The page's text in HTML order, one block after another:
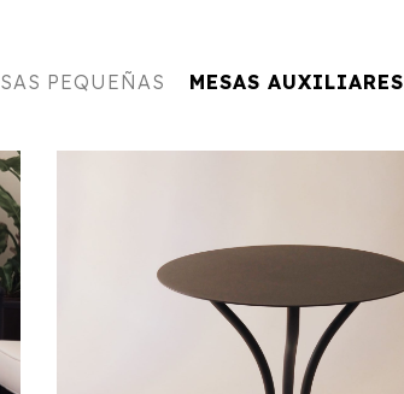
PEQUEÑAS MESAS AUXILIARES